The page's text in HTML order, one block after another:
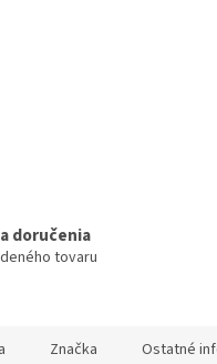
doručenia
tovaru
Značka Ostatné